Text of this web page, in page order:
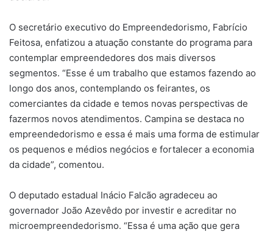
O secretário executivo do Empreendedorismo, Fabrício
Feitosa, enfatizou a atuação constante do programa para
contemplar empreendedores dos mais diversos
segmentos. “Esse é um trabalho que estamos fazendo ao
longo dos anos, contemplando os feirantes, os
comerciantes da cidade e temos novas perspectivas de
fazermos novos atendimentos. Campina se destaca no
empreendedorismo e essa é mais uma forma de estimular
os pequenos e médios negócios e fortalecer a economia
da cidade”, comentou.
O deputado estadual Inácio Falcão agradeceu ao
governador João Azevêdo por investir e acreditar no
microempreendedorismo. “Essa é uma ação que gera